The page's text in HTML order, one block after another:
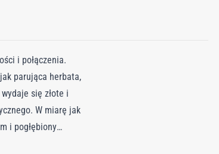
i połączenia.
parująca herbata,
się złote i
W miarę jak
i pogłębiony
W